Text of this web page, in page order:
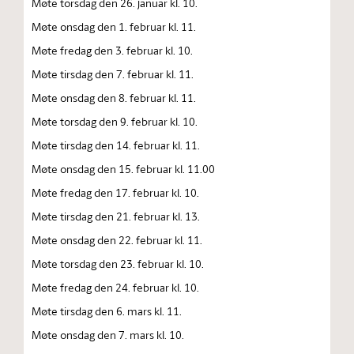
Møte onsdag den 1. februar kl. 11.
Møte fredag den 3. februar kl. 10.
Møte tirsdag den 7. februar kl. 11.
Møte onsdag den 8. februar kl. 11.
Møte torsdag den 9. februar kl. 10.
Møte tirsdag den 14. februar kl. 11.
Møte onsdag den 15. februar kl. 11.00
Møte fredag den 17. februar kl. 10.
Møte tirsdag den 21. februar kl. 13.
Møte onsdag den 22. februar kl. 11.
Møte torsdag den 23. februar kl. 10.
Møte fredag den 24. februar kl. 10.
Møte tirsdag den 6. mars kl. 11.
Møte onsdag den 7. mars kl. 10.